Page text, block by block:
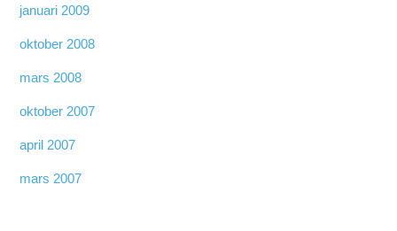
januari 2009
oktober 2008
mars 2008
oktober 2007
april 2007
mars 2007